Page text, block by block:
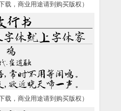
载，商业用途请到购买版权）
载，商业用途请到购买版权）